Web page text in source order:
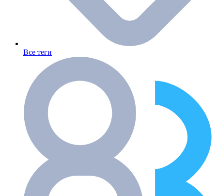
Все теги